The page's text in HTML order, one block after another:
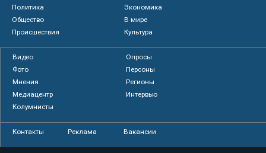
Политика
Экономика
Общество
В мире
Происшествия
Культура
Видео
Опросы
Фото
Персоны
Мнения
Регионы
Медиацентр
Интервью
Колумнисты
Контакты Реклама Вакансии